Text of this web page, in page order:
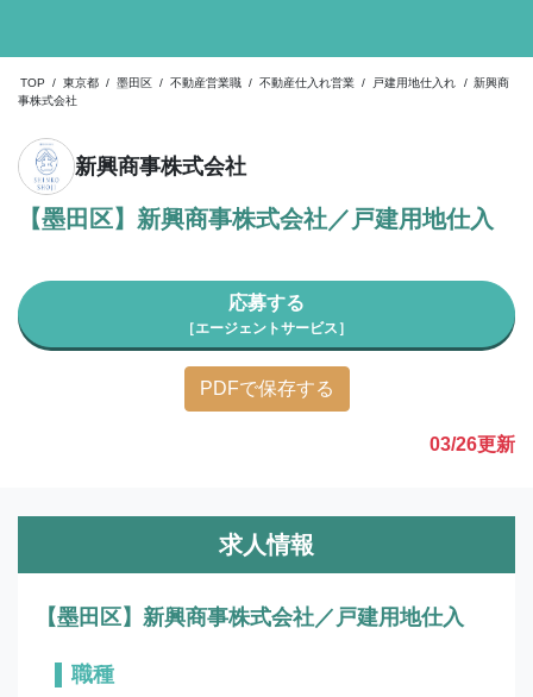
TOP / 東京都 / 墨田区 / 不動産営業職 / 不動産仕入れ営業 / 戸建用地仕入れ / 新興商
事株式会社
新興商事株式会社
【墨田区】新興商事株式会社／戸建用地仕入
応募する
［エージェントサービス］
PDFで保存する
03/26更新
求人情報
【墨田区】新興商事株式会社／戸建用地仕入
職種